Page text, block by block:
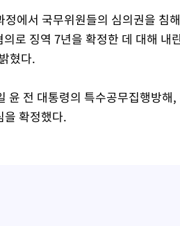
에서 국무위원들의 심의권을 침
로 징역 7년을 확정한 데 대해 내
혔다.
윤 전 대통령의 특수공무집행방해,
을 확정했다.